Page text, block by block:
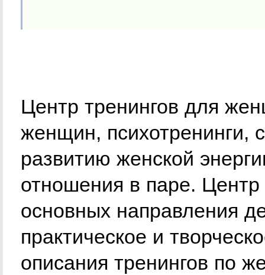
Центр тренингов для
женщин, психотренинги,
развитию женской
отношения в паре.
основных направления
практическое и
описания тренингов по